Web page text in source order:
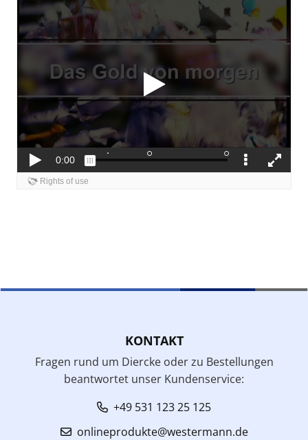
KONTAKT
Fragen rund um Diercke oder zu Bestellungen
beantwortet unser Kundenservice:
+49 531 123 25 125
onlineprodukte@westermann.de